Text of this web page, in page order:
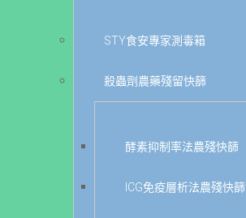
STY食安專家測毒箱
殺蟲劑農藥殘留快篩
酵素抑制率法農殘快篩
ICG免疫層析法農殘快篩